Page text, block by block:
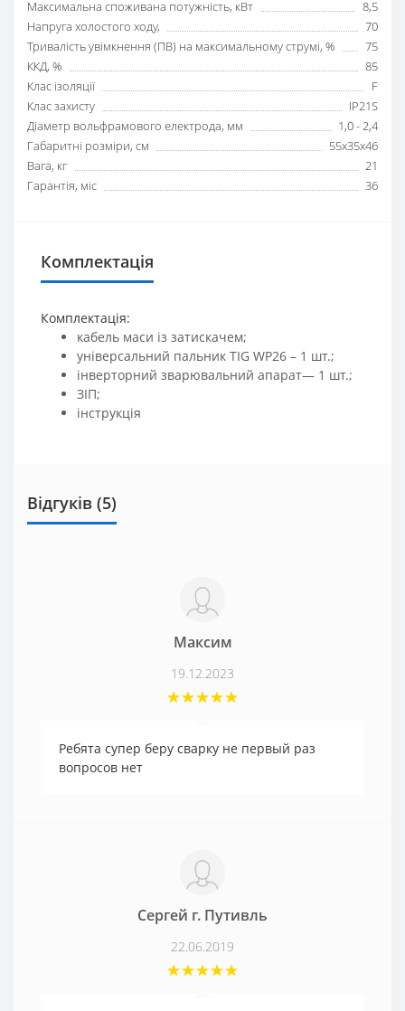
Максимальна споживана потужність, кВт
8,5
Напруга холостого ходу,
70
Тривалість увімкнення (ПВ) на максимальному струмі, %
75
ККД, %
85
Клас ізоляції
F
Клас захисту
IP21S
Діаметр вольфрамового електрода, мм
1,0 - 2,4
Габаритні розміри, см
55x35x46
Вага, кг
21
Гарантія, міс
36
Комплектація
Комплектація:
кабель маси із затискачем;
універсальний пальник TIG WP26 – 1 шт.;
інверторний зварювальний апарат— 1 шт.;
ЗІП;
інструкція
Відгуків (5)
Максим
19.12.2023
Ребята супер беру сварку не первый раз
вопросов нет
Сергей г. Путивль
22.06.2019